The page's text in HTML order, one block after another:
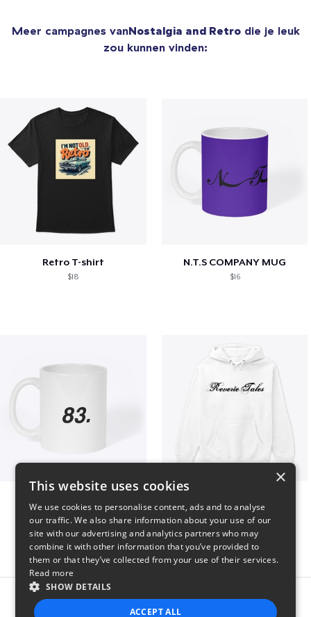
Meer campagnes vanNostalgia and Retrodie je leuk
zou kunnen vinden:
Retro T-shirt
$18
N.T.S COMPANY MUG
$16
$16 $35
Report this product
×
This website uses cookies
We use cookies to personalise content, ads and to analyse
our traffic. We also share information about your use of our
site with our advertising and analytics partners who may
combine it with other information that you’ve provided to
them or that they’ve collected from your use of their services.
Read more
SHOW DETAILS
ACCEPT ALL